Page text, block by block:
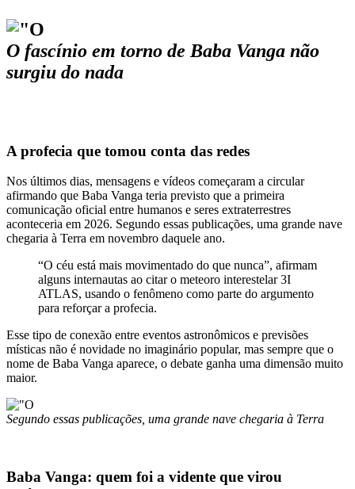
O fascínio em torno de Baba Vanga não
surgiu do nada
A profecia que tomou conta das redes
Nos últimos dias, mensagens e vídeos começaram a circular
afirmando que Baba Vanga teria previsto que a primeira
comunicação oficial entre humanos e seres extraterrestres
aconteceria em 2026. Segundo essas publicações, uma grande nave
chegaria à Terra em novembro daquele ano.
“O céu está mais movimentado do que nunca”, afirmam
alguns internautas ao citar o meteoro interestelar 3I
ATLAS, usando o fenômeno como parte do argumento
para reforçar a profecia.
Esse tipo de conexão entre eventos astronômicos e previsões
místicas não é novidade no imaginário popular, mas sempre que o
nome de Baba Vanga aparece, o debate ganha uma dimensão muito
maior.
Segundo essas publicações, uma grande nave chegaria à Terra
Baba Vanga: quem foi a vidente que virou